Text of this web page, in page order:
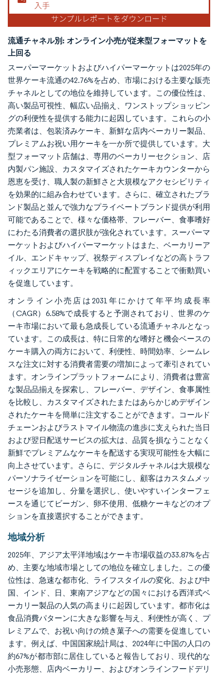
流通チャネル別: オンライン小売が従来型フォーマットを
上回る
スーパーマーケットおよびハイパーマーケットは2025年の
世界ケーキ流通の42.76%を占め、市場における主要な販売
チャネルとしての地位を維持しています。この優位性は、
高い製品可視性、幅広い品揃え、ワンストップショッピン
グの利便性を提供する能力に起因しています。これらの小
売業者は、包装済みケーキ、新鮮な店内ベーカリー製品、
プレミアムお祝い用ケーキを一か所で提供しています。大
型フォーマット店舗は、専用のベーカリーセクション、店
内製パン施設、カスタマイズされたケーキカウンターから
恩恵を受け、職人製の新鮮さと大規模なアクセシビリティ
を効果的に組み合わせています。さらに、確立されたブラ
ンド製品と並んで強力なプライベートブランド提供が利用
可能であることで、様々な価格帯、フレーバー、食事嗜好
にわたる消費者の選択肢が強化されています。スーパーマ
ーケットおよびハイパーマーケットはまた、ベーカリーア
イル、エンドキャップ、祝祭ディスプレイなどの高トラフ
ィックエリアにケーキを戦略的に配置することで衝動買い
を促進しています。
オンライン小売店は2031年にかけて年平均成長率
（CAGR）6.58%で成長すると予測されており、世界のケ
ーキ市場において最も急成長している流通チャネルとなっ
ています。この成長は、特に日常的な嗜好と機会ベースの
ケーキ購入の両方において、利便性、時間効率、シームレ
スな注文に対する消費者需要の増加によって牽引されてい
ます。オンラインプラットフォームにより、消費者は豊富
な製品品揃えを探索し、フレーバー、デザイン、食事属性
を比較し、カスタマイズされたまたはあらかじめデザイン
されたケーキを簡単に注文することができます。コールド
チェーンおよびラストマイル物流の進歩に支えられた当日
および翌日配送サービスの拡大は、品質を損なうことなく
新鮮でプレミアムなケーキを配送する実現可能性を大幅に
向上させています。さらに、デジタルチャネルは大規模な
パーソナライゼーションを可能にし、顧客はカスタムメッ
セージを追加し、分量を選択し、使いやすいインターフェ
ースを通じてビーガン、卵不使用、低糖ケーキなどのオプ
ションを直接選択することができます。
地域分析
2025年、アジア太平洋地域はケーキ市場収益の33.87%を占
め、主要な地域市場としての地位を確立しました。この優
位性は、急速な都市化、ライフスタイルの変化、および中
国、インド、日、東南アジアなどの国々における西洋式ベ
ーカリー製品の人気の高まりに起因しています。都市化は
食品消費パターンに大きな影響を与え、利便性が高く、プ
レミアムで、お祝い向けの焼き菓子への需要を促進してい
ます。例えば、中国国家統計局は、2024年に中国の人口の
約67%が都市部に居住していると報告しており、現代的な
小売形態、店内ベーカリー、およびオンラインフードデリ